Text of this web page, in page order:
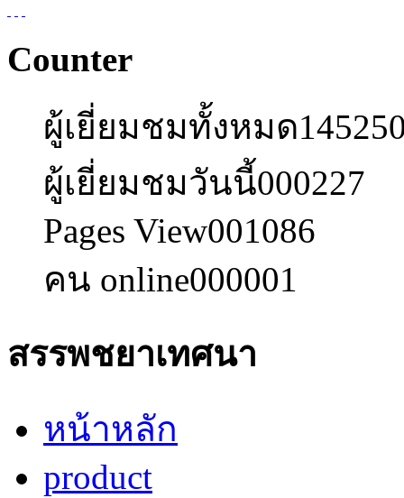
Counter
ผู้เยี่ยมชมทั้งหมด
ผู้เยี่ยมชมวันนี้000227
Pages View001086
คน online000001
สรรพชยาเทศนา
หน้าหลัก
product